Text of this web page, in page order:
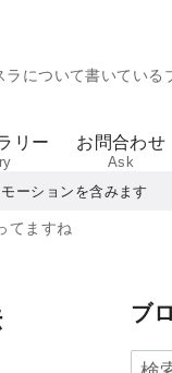
について書いている
リー お問合わせ
Ask
ーションを含みます
てますね
ブ